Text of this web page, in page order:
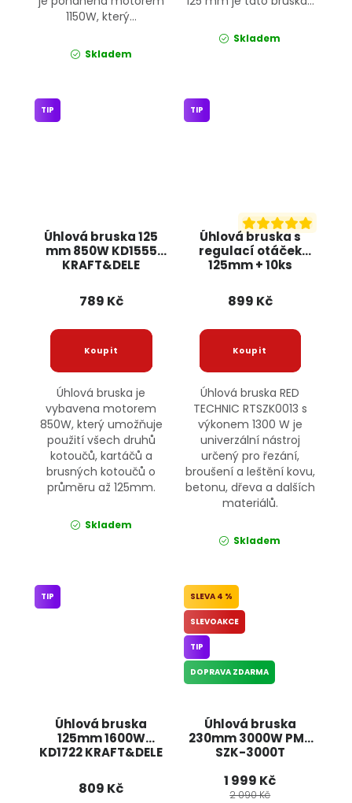
1150W, který...
Skladem
Skladem
Úhlová bruska 125
mm 850W KD1555
KRAFT&DELE
TIP
789 Kč
Úhlová bruska je
vybavena motorem
850W, který umožňuje
použití všech druhů
kotoučů, kartáčů a
brusných kotoučů o
průměru až 125mm.
Skladem
Úhlová bruska s
regulací otáček
125mm + 10ks
RTSZK0013 RED
TECHNIC
TIP
899 Kč
Úhlová bruska RED
TECHNIC RTSZK0013 s
výkonem 1300 W je
univerzální nástroj
určený pro řezání,
broušení a leštění kovu,
betonu, dřeva a dalších
materiálů.
Skladem
Úhlová bruska
125mm 1600W
KD1722 KRAFT&DELE
TIP
809 Kč
Úhlová bruska
230mm 3000W PM-
SZK-3000T
4 %
SLEVOAKCE
TIP
DOPRAVA ZDARMA
1 999 Kč
2 090 Kč